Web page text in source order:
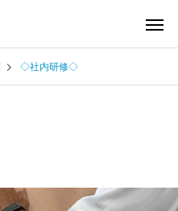
◇社内研修◇